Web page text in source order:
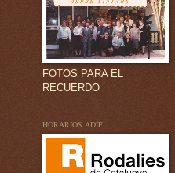
FOTOS PARA EL
RECUERDO
HORARIOS ADIF